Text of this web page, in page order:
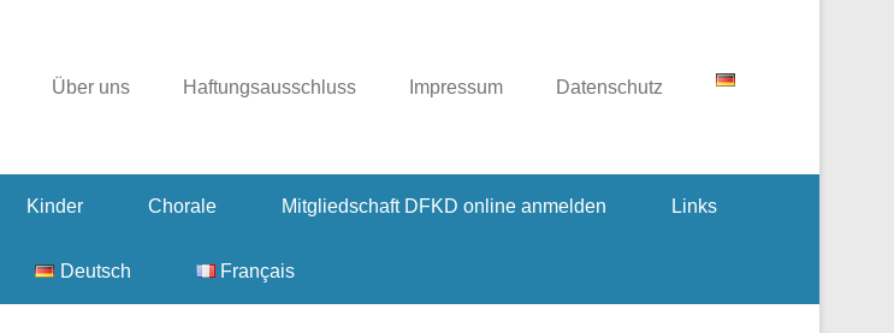
Über uns Haftungsausschluss Impressum Datenschutz
Kinder Chorale Mitgliedschaft DFKD online anmelden Links
Deutsch Français